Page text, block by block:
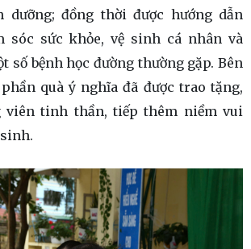
dưỡng; đồng thời được hướng dẫn
sóc sức khỏe, vệ sinh cá nhân và
số bệnh học đường thường gặp. Bên
quà ý nghĩa đã được trao tặng,
viên tinh thần, tiếp thêm niềm vui